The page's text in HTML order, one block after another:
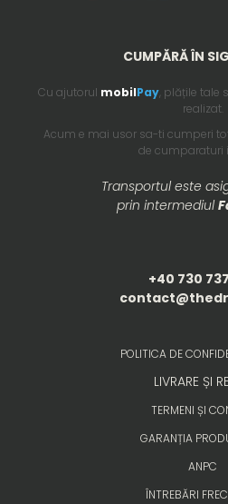
CUMPĂRĂ ÎN
Cu ajutorul mobilPay, plățile tale
realizat.
Acum e mai usor sa-ti cumperi
de cumparaturi
Transportul este
prin intermediul
+40 730
POLITICA DE
LIVRARE ȘI
TERMENI ȘI
GARANȚIA
ANPC
ÎNTREBĂRI